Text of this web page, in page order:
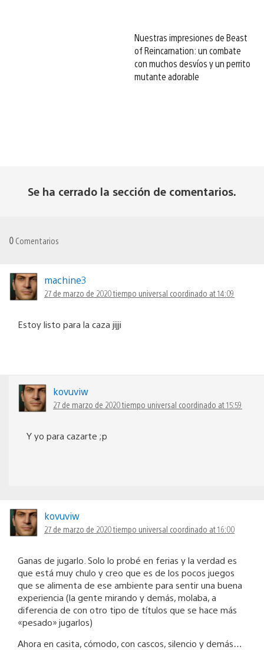
Nuestras impresiones de Beast
of Reincarnation: un combate
con muchos desvíos y un perrito
mutante adorable
Se ha cerrado la sección de comentarios.
0 Comentarios
machine3
27 de marzo de 2020 tiempo universal coordinado at 14:09
Estoy listo para la caza jijji
kovuviw
27 de marzo de 2020 tiempo universal coordinado at 15:59
Y yo para cazarte ;p
kovuviw
27 de marzo de 2020 tiempo universal coordinado at 16:00
Ganas de jugarlo. Solo lo probé en ferias y la verdad es
que está muy chulo y creo que es de los pocos juegos
que se alimenta de ese ambiente para sentir una buena
experiencia (la gente mirando y demás, molaba, a
diferencia de con otro tipo de títulos que se hace más
«pesado» jugarlos)
Ahora en casita, cómodo, con cascos, silencio y demás…